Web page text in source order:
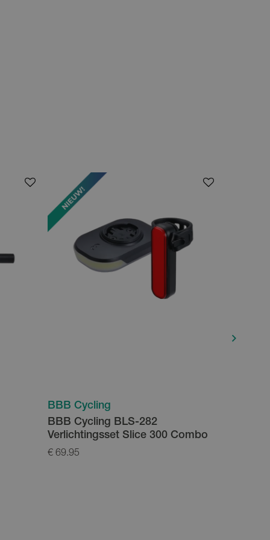
BBB Cycling
BBB Cycling BLS-282
Verlichtingsset Slice 300 Combo
€ 69.95